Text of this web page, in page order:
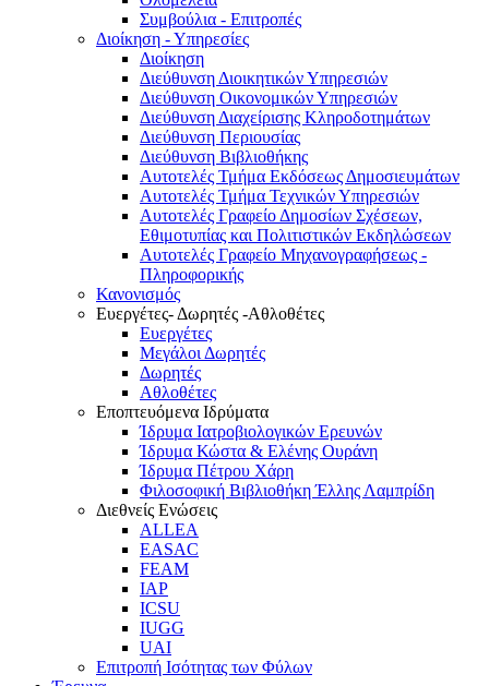
Συμβούλια - Επιτροπές
Διοίκηση - Υπηρεσίες
Διοίκηση
Διεύθυνση Διοικητικών Υπηρεσιών
Διεύθυνση Οικονομικών Υπηρεσιών
Διεύθυνση Διαχείρισης Κληροδοτημάτων
Διεύθυνση Περιουσίας
Διεύθυνση Βιβλιοθήκης
Αυτοτελές Τμήμα Εκδόσεως Δημοσιευμάτων
Αυτοτελές Τμήμα Τεχνικών Υπηρεσιών
Αυτοτελές Γραφείο Δημοσίων Σχέσεων,
Εθιμοτυπίας και Πολιτιστικών Εκδηλώσεων
Αυτοτελές Γραφείο Μηχανογραφήσεως -
Πληροφορικής
Κανονισμός
Ευεργέτες- Δωρητές -Αθλοθέτες
Ευεργέτες
Μεγάλοι Δωρητές
Δωρητές
Αθλοθέτες
Εποπτευόμενα Ιδρύματα
Ίδρυμα Ιατροβιολογικών Ερευνών
Ίδρυμα Κώστα & Ελένης Ουράνη
Ίδρυμα Πέτρου Χάρη
Φιλοσοφική Βιβλιοθήκη Έλλης Λαμπρίδη
Διεθνείς Ενώσεις
ALLEA
EASAC
FEAM
IAP
ICSU
IUGG
UAI
Επιτροπή Ισότητας των Φύλων